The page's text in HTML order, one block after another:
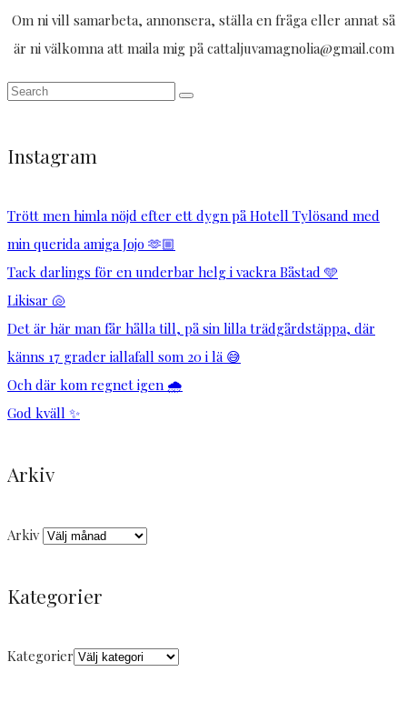
Om ni vill samarbeta, annonsera, ställa en fråga eller annat så
är ni välkomna att maila mig på cattaljuvamagnolia@gmail.com
Instagram
Trött men himla nöjd efter ett dygn på Hotell Tylösand med
min querida amiga Jojo 🫶🏼
Tack darlings för en underbar helg i vackra Båstad 🩵
Likisar 🐚
Det är här man får hålla till, på sin lilla trädgårdstäppa, där
känns 17 grader iallafall som 20 i lä 😅
Och där kom regnet igen 🌧️
God kväll ✨
Arkiv
Arkiv
Kategorier
Kategorier